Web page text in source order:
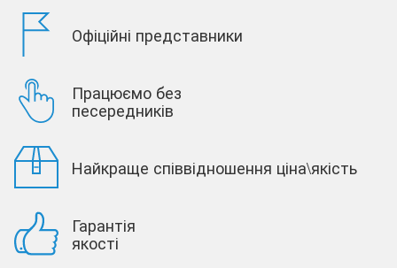
Офіційні представники
Працюємо без
песередників
Найкраще співвідношення ціна\якість
Гарантія
якості